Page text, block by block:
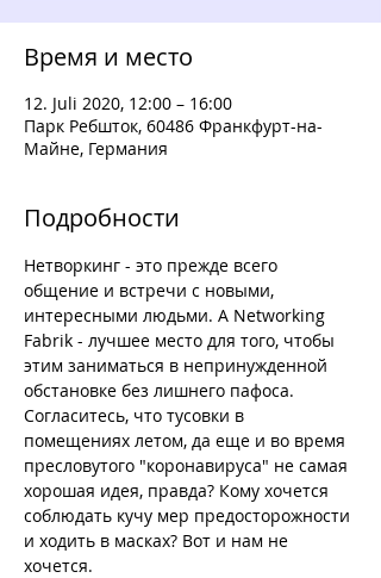
Время и место
12. Juli 2020, 12:00 – 16:00
Парк Ребшток, 60486 Франкфурт-на-
Майне, Германия
Подробности
Нетворкинг - это прежде всего
общение и встречи с новыми,
интересными людьми. А Networking
Fabrik - лучшее место для того, чтобы
этим заниматься в непринужденной
обстановке без лишнего пафоса.
Согласитесь, что тусовки в
помещениях летом, да еще и во время
пресловутого "коронавируса" не самая
хорошая идея, правда? Кому хочется
соблюдать кучу мер предосторожности
и ходить в масках? Вот и нам не
хочется.